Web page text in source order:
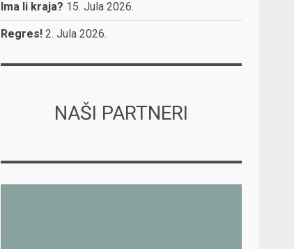
Ima li kraja? 15. Jula 2026.
Regres! 2. Jula 2026.
NAŠI PARTNERI